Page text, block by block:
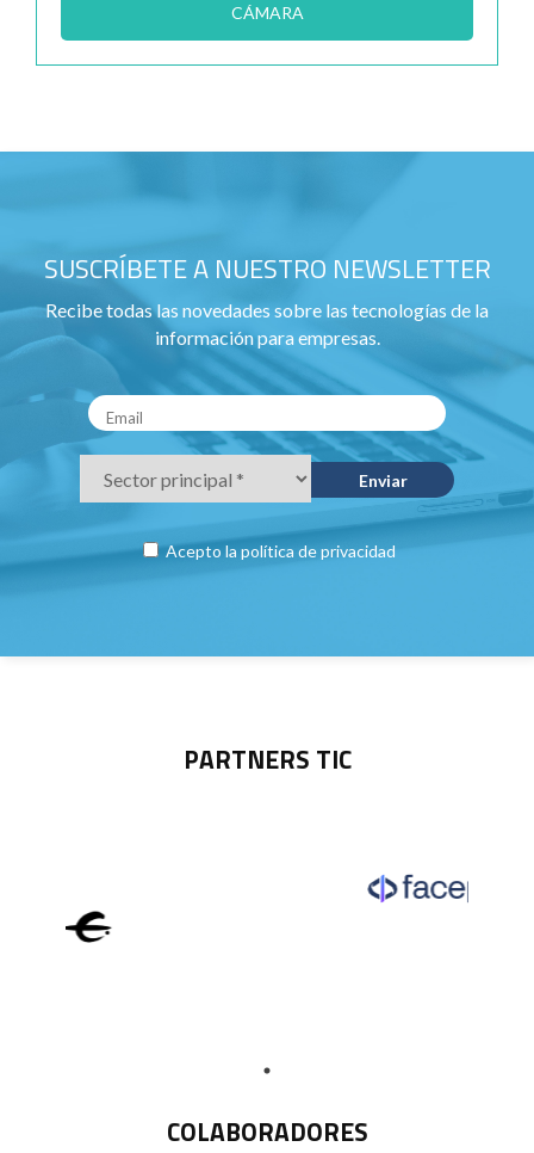
CÁMARA
SUSCRÍBETE A NUESTRO NEWSLETTER
Recibe todas las novedades sobre las tecnologías de la
información para empresas.
Acepto la política de privacidad
PARTNERS TIC
COLABORADORES